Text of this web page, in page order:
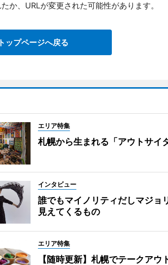
か、URLが変更された可能性があります。
ップページへ戻る
エリア特集
札幌から生まれる「アウトサイ
インタビュー
誰でもマイノリティだしマジョ
見えてくるもの
エリア特集
【随時更新】札幌でテークアウ